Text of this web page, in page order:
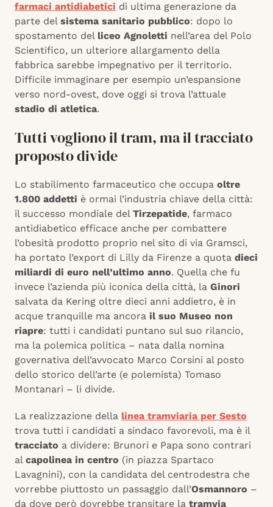
farmaci antidiabetici di ultima generazione da
parte del sistema sanitario pubblico: dopo lo
spostamento del liceo Agnoletti nell’area del Polo
Scientifico, un ulteriore allargamento della
fabbrica sarebbe impegnativo per il territorio.
Difficile immaginare per esempio un’espansione
verso nord-ovest, dove oggi si trova l’attuale
stadio di atletica.
Tutti vogliono il tram, ma il tracciato
proposto divide
Lo stabilimento farmaceutico che occupa oltre
1.800 addetti è ormai l’industria chiave della città:
il successo mondiale del Tirzepatide, farmaco
antidiabetico efficace anche per combattere
l’obesità prodotto proprio nel sito di via Gramsci,
ha portato l’export di Lilly da Firenze a quota dieci
miliardi di euro nell’ultimo anno. Quella che fu
invece l’azienda più iconica della città, la Ginori
salvata da Kering oltre dieci anni addietro, è in
acque tranquille ma ancora il suo Museo non
riapre: tutti i candidati puntano sul suo rilancio,
ma la polemica politica – nata dalla nomina
governativa dell’avvocato Marco Corsini al posto
dello storico dell’arte (e polemista) Tomaso
Montanari – li divide.
La realizzazione della linea tramviaria per Sesto
trova tutti i candidati a sindaco favorevoli, ma è il
tracciato a dividere: Brunori e Papa sono contrari
al capolinea in centro (in piazza Spartaco
Lavagnini), con la candidata del centrodestra che
vorrebbe piuttosto un passaggio dall’Osmannoro –
da dove però dovrebbe transitare la tramvia